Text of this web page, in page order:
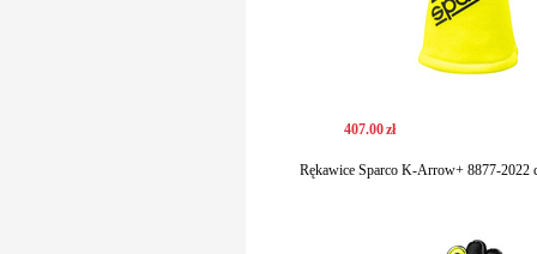
407.00zł
Rękawice Sparco K-Arrow+ 8877-2022